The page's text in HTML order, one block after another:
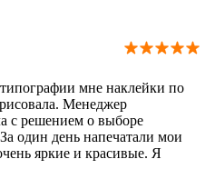
мне наклейки по
Менеджер
с решением о выборе
один день напечатали мои
яркие и красивые. Я